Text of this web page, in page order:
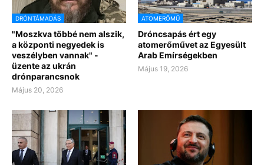
DRÓNTÁMADÁS
"Moszkva többé nem alszik,
a központi negyedek is
veszélyben vannak" -
üzente az ukrán
drónparancsnok
Május 20, 2026
ATOMERŐMŰ
Dróncsapás ért egy
atomerőművet az Egyesült
Arab Emírségekben
Május 19, 2026